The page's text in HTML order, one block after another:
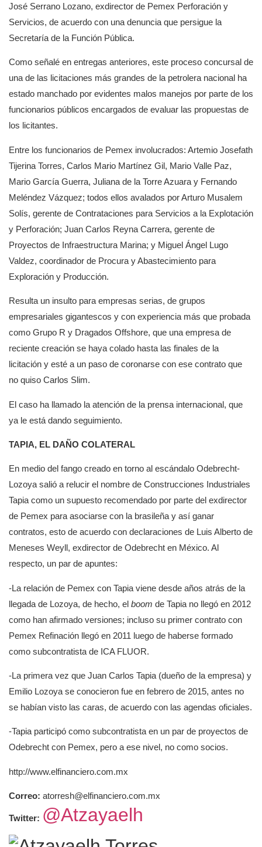
José Serrano Lozano, exdirector de Pemex Perforación y
Servicios, de acuerdo con una denuncia que persigue la
Secretaría de la Función Pública.
Como señalé en entregas anteriores, este proceso concursal de
una de las licitaciones más grandes de la petrolera nacional ha
estado manchado por evidentes malos manejos por parte de los
funcionarios públicos encargados de evaluar las propuestas de
los licitantes.
Entre los funcionarios de Pemex involucrados: Artemio Josefath
Tijerina Torres, Carlos Mario Martínez Gil, Mario Valle Paz,
Mario García Guerra, Juliana de la Torre Azuara y Fernando
Meléndez Vázquez; todos ellos avalados por Arturo Musalem
Solís, gerente de Contrataciones para Servicios a la Explotación
y Perforación; Juan Carlos Reyna Carrera, gerente de
Proyectos de Infraestructura Marina; y Miguel Ángel Lugo
Valdez, coordinador de Procura y Abastecimiento para
Exploración y Producción.
Resulta un insulto para empresas serias, de grupos
empresariales gigantescos y con experiencia más que probada
como Grupo R y Dragados Offshore, que una empresa de
reciente creación se haya colado hasta las finales de la
licitación y esté a un paso de coronarse con ese contrato que
no quiso Carlos Slim.
El caso ha llamado la atención de la prensa internacional, que
ya le está dando seguimiento.
TAPIA, EL DAÑO COLATERAL
En medio del fango creado en torno al escándalo Odebrecht-
Lozoya salió a relucir el nombre de Construcciones Industriales
Tapia como un supuesto recomendado por parte del exdirector
de Pemex para asociarse con la brasileña y así ganar
contratos, esto de acuerdo con declaraciones de Luis Alberto de
Meneses Weyll, exdirector de Odebrecht en México. Al
respecto, un par de apuntes:
-La relación de Pemex con Tapia viene desde años atrás de la
llegada de Lozoya, de hecho, el boom de Tapia no llegó en 2012
como han afirmado versiones; incluso su primer contrato con
Pemex Refinación llegó en 2011 luego de haberse formado
como subcontratista de ICA FLUOR.
-La primera vez que Juan Carlos Tapia (dueño de la empresa) y
Emilio Lozoya se conocieron fue en febrero de 2015, antes no
se habían visto las caras, de acuerdo con las agendas oficiales.
-Tapia participó como subcontratista en un par de proyectos de
Odebrecht con Pemex, pero a ese nivel, no como socios.
http://www.elfinanciero.com.mx
Correo: atorresh@elfinanciero.com.mx
Twitter: @Atzayaelh